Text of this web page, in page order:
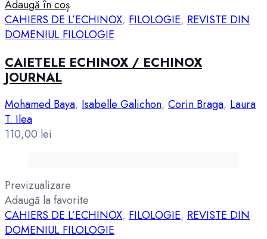
Adaugă în coș
CAHIERS DE L’ECHINOX, FILOLOGIE, REVISTE DIN
DOMENIUL FILOLOGIE
CAIETELE ECHINOX / ECHINOX
JOURNAL
Mohamed Baya, Isabelle Galichon, Corin Braga, Laura
T. Ilea
110,00 lei
Previzualizare
Adaugă la favorite
CAHIERS DE L’ECHINOX, FILOLOGIE, REVISTE DIN
DOMENIUL FILOLOGIE